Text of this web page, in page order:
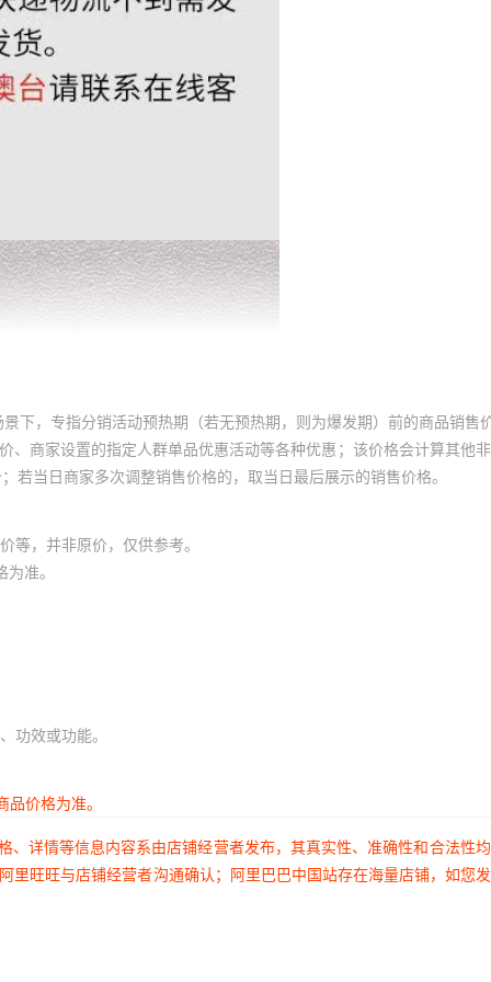
下，专指分销活动预热期（若无预热期，则为爆发期）前的商品销售
商家设置的指定人群单品优惠活动等各种优惠；该价格会计算其他
当日商家多次调整销售价格的，取当日最后展示的销售价格。
等，并非原价，仅供参考。
准。
功效或功能。
价格为准。
详情等信息内容系由店铺经营者发布，其真实性、准确性和合法性
旺旺与店铺经营者沟通确认；阿里巴巴中国站存在海量店铺，如您